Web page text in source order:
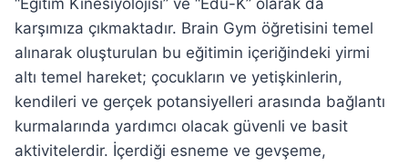
“Eğitim Kinesiyolojisi” ve “Edu-K” olarak da
karşımıza çıkmaktadır. Brain Gym öğretisini temel
alınarak oluşturulan bu eğitimin içeriğindeki yirmi
altı temel hareket; çocukların ve yetişkinlerin,
kendileri ve gerçek potansiyelleri arasında bağlantı
kurmalarında yardımcı olacak güvenli ve basit
aktivitelerdir. İçerdiği esneme ve gevşeme,